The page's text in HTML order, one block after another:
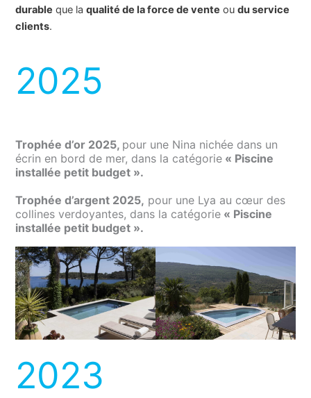
durable que laqualité de la force de vente oudu service
clients.
2025
Trophée d’or 2025, pour une Nina nichée dans un
écrin en bord de mer, dans la catégorie « Piscine
installée petit budget ».
Trophée d’argent 2025, pour une Lya au cœur des
collines verdoyantes, dans la catégorie « Piscine
installée petit budget ».
2023